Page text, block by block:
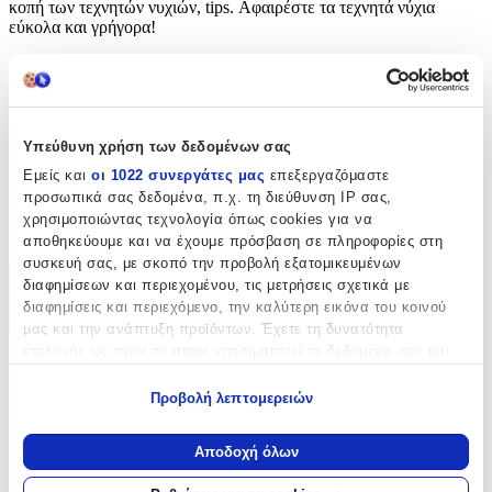
Υπεύθυνη χρήση των δεδομένων σας
Εμείς και οι 1022 συνεργάτες μας επεξεργαζόμαστε
προσωπικά σας δεδομένα, π.χ. τη διεύθυνση IP σας,
χρησιμοποιώντας τεχνολογία όπως cookies για να
αποθηκεύουμε και να έχουμε πρόσβαση σε πληροφορίες στη
συσκευή σας, με σκοπό την προβολή εξατομικευμένων
διαφημίσεων και περιεχομένου, τις μετρήσεις σχετικά με
διαφημίσεις και περιεχόμενο, την καλύτερη εικόνα του κοινού
μας και την ανάπτυξη προϊόντων. Έχετε τη δυνατότητα
Να συλλέξουμε πληροφορίες σχετικά με τη γεωγραφική
σας τοποθεσία, οι οποίες μπορεί να είναι ακριβείς σε
απόσταση μερικών μέτρων
Προβολή λεπτομερειών
Αποδοχή όλων
κοπή των τεχνητών νυχιών, tips. Αφαιρέστε τα τεχνητά νύχια
εύκολα και γρήγορα!
Χαρακτηριστικά
OEM
Είδος:
Κόφτης Tips
Χαρακτηριστικά
+
Χαρακτηριστικά